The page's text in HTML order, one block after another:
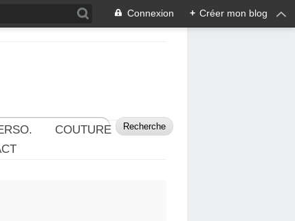
Connexion + Créer mon blog
COUTURE